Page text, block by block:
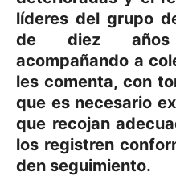
líderes del grupo
de diez años
acompañando a
les comenta, con
que es necesario
que recojan
los registren
den seguimiento.